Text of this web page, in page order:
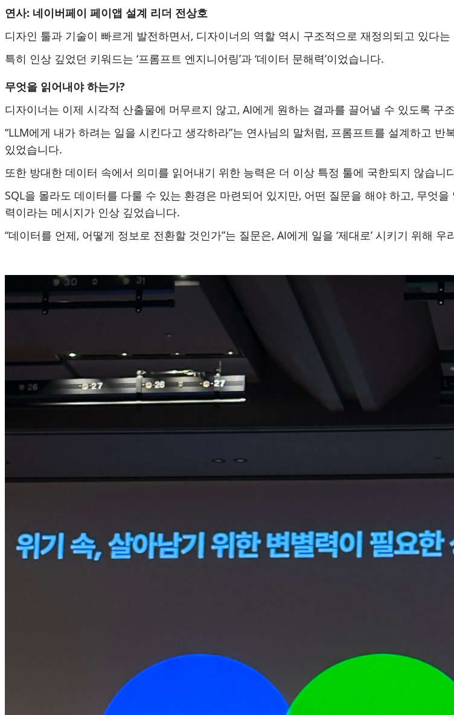
연사: 네이버페이 페이앱 설계 리더 전상호
디자인 툴과 기술이 빠르게 발전하면서, 디자이너의 역할 역시 구조적으로 재정의되고 있다
특히 인상 깊었던 키워드는 ‘프롬프트 엔지니어링’과 ‘데이터 문해력’이었습니다.
무엇을 읽어내야 하는가?
디자이너는 이제 시각적 산출물에 머무르지 않고, AI에게 원하는 결과를 끌어낼 수 있도록 구
“LLM에게 내가 하려는 일을 시킨다고 생각하라”는 연사님의 말처럼, 프롬프트를 설계하고
있었습니다.
또한 방대한 데이터 속에서 의미를 읽어내기 위한 능력은 더 이상 특정 툴에 국한되지 않습니
SQL을 몰라도 데이터를 다룰 수 있는 환경은 마련되어 있지만, 어떤 질문을 해야 하고, 무엇
력이라는 메시지가 인상 깊었습니다.
“데이터를 언제, 어떻게 정보로 전환할 것인가”는 질문은, AI에게 일을 ‘제대로’ 시키기 위해